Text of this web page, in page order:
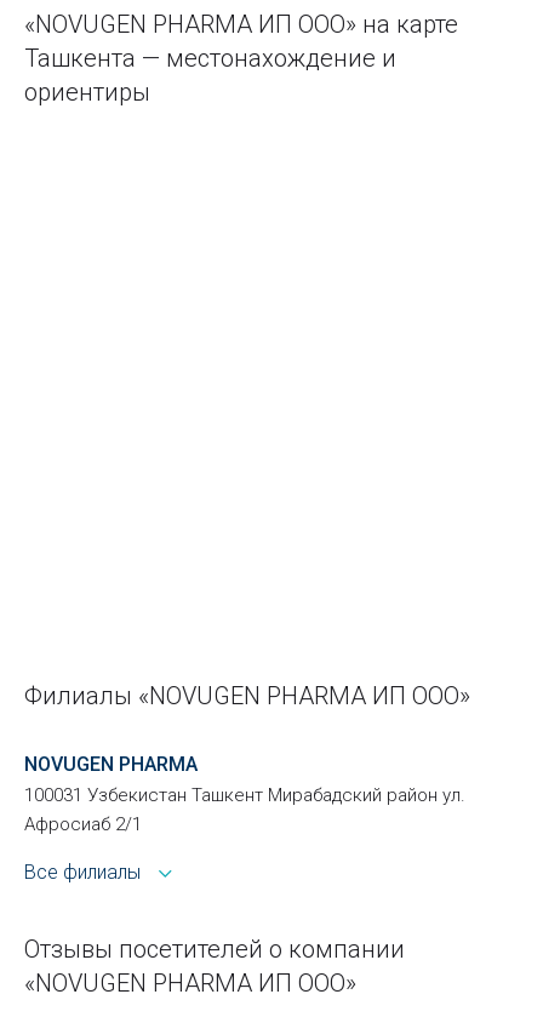
«NOVUGEN PHARMA ИП ООО» на карте
Ташкента — местонахождение и
ориентиры
Филиалы «NOVUGEN PHARMA ИП ООО»
NOVUGEN PHARMA
100031 Узбекистан Ташкент Мирабадский район ул.
Афросиаб 2/1
Все филиалы
Отзывы посетителей о компании
«NOVUGEN PHARMA ИП ООО»